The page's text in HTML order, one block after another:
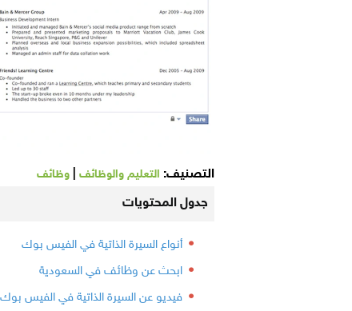
التصنيف: التعليم والوظائف وظائف
جدول المحتويات
أنواع السيرة الذاتية في الفيس بوك
ابحث عن وظائف في السعودية
فيديو عن السيرة الذاتية في الفيس بوك